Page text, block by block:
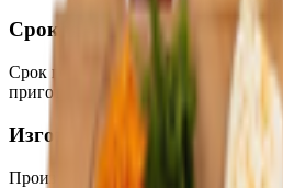
Срок годности
Срок годности
3,5 часа при t от +2
приготовления
Изготовитель
Производитель:
ООО «Формула-